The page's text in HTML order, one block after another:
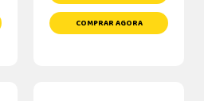
COMPRAR AGORA